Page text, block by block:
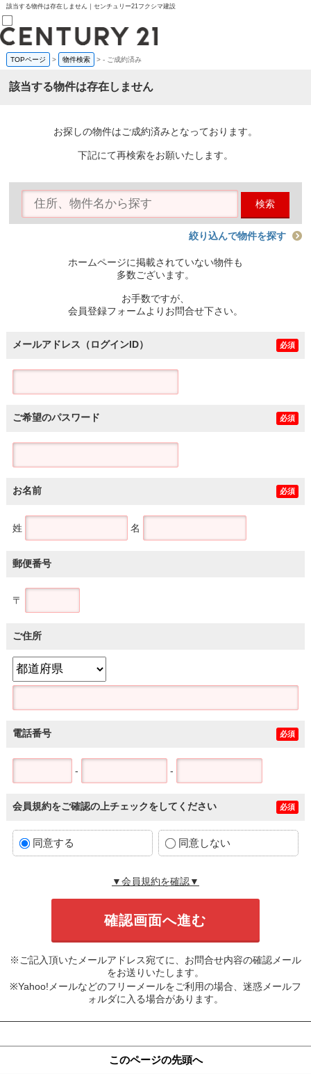
該当する物件は存在しません｜センチュリー21フクシマ建設
売買部
0120-800-844
賃貸部
会員メニュー
物件を探す
購入TOP
条件から探す
住宅ローン控除シミュレータ
TOPページ > 物件検索 >- ご成約済み
該当する物件は存在しません
お探しの物件はご成約済みとなっております。
下記にて再検索をお願いたします。
検索
絞り込んで物件を探す
ホームページに掲載されていない物件も
多数ございます。
お手数ですが、
会員登録フォームよりお問合せ下さい。
メールアドレス（ログインID） 必須
ご希望のパスワード 必須
お名前 必須
姓 名
郵便番号
〒
ご住所
電話番号 必須
- -
会員規約をご確認の上チェックをしてください 必須
同意する 同意しない
▼会員規約を確認▼
※ご記入頂いたメールアドレス宛てに、お問合せ内容の確認メール
をお送りいたします。
※Yahoo!メールなどのフリーメールをご利用の場合、迷惑メールフ
ォルダに入る場合があります。
このページの先頭へ